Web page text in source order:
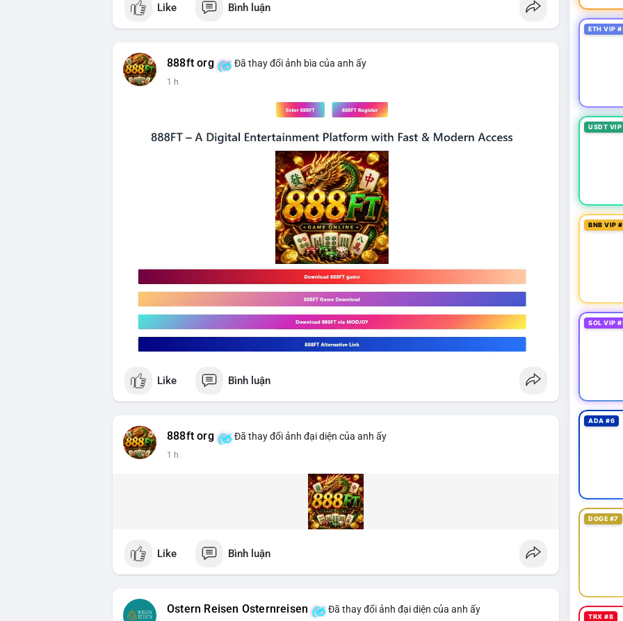
$btc
📰 Nguồn: CoinDesk
Like Bình luận
888ft org Đã thay đổi ảnh bìa của anh ấy
1 h
Like Bình luận
888ft org Đã thay đổi ảnh đại diện của anh ấy
1 h
Like Bình luận
Ostern Reisen Osternreisen Đã thay đổi ảnh đại diện của anh ấy
ETH VIP
USDT
BNB VIP
SOL VIP
ADA #6
DOGE #7
TRX #8